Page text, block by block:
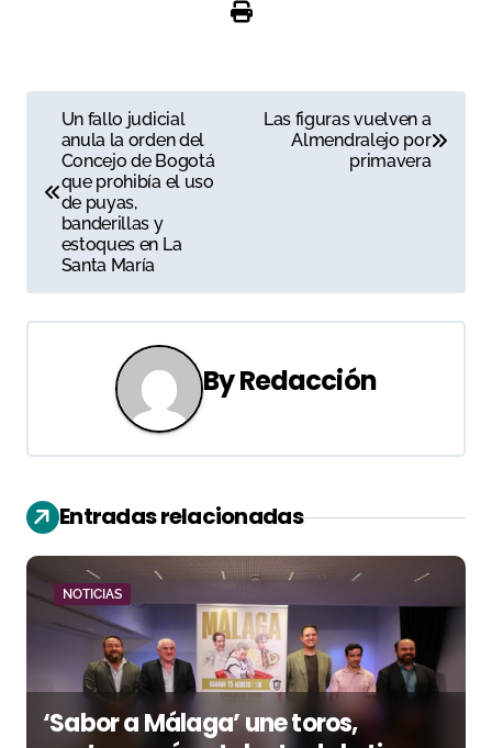
v
g
a
ó
n
d
e
e
n
Un fallo judicial
anula la orden del
Concejo de Bogotá
que prohibía el uso
de puyas,
banderillas y
estoques en La
Santa María
Las figuras vuelven a
Almendralejo por
primavera
ByRedacción
Entradas relacionadas
NOTICIAS
‘Sabor a Málaga’ une toros,